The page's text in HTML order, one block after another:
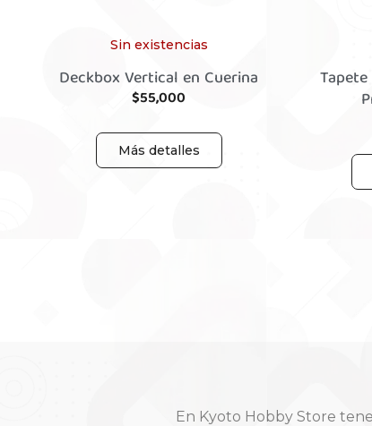
Sin existencias
Deckbox Vertical en Cuerina
$55,000
Más detalles
En Kyoto Hobby Store